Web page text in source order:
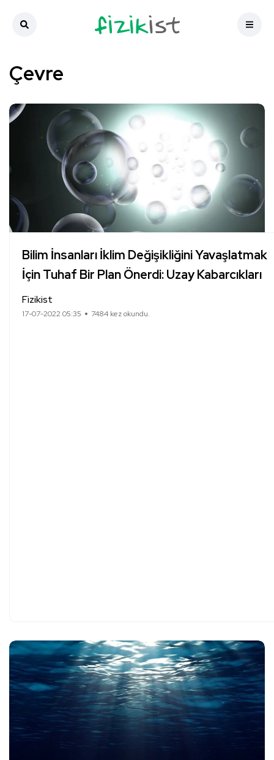
Çevre
Bilim İnsanları İklim Değişikliğini Yavaşlatmak
İçin Tuhaf Bir Plan Önerdi: Uzay Kabarcıkları
Fizikist
17-07-2022 05:35 7484 kez okundu.